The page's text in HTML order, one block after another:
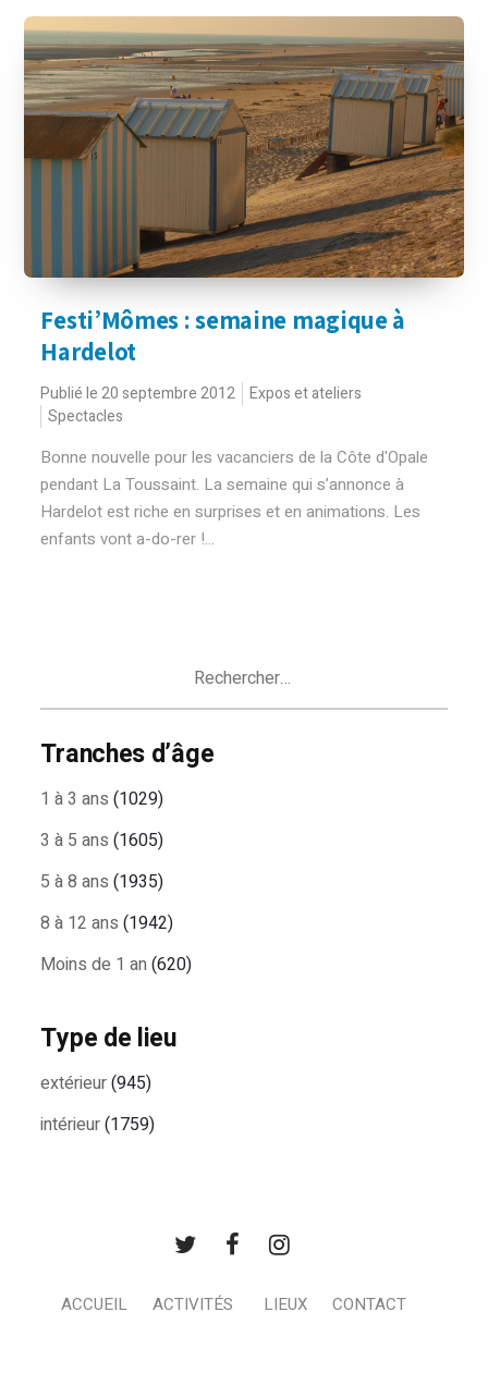
Festi’Mômes : semaine magique à
Hardelot
Publié le 20 septembre 2012
Expos et ateliers
Spectacles
Bonne nouvelle pour les vacanciers de la Côte d'Opale
pendant La Toussaint. La semaine qui s’annonce à
Hardelot est riche en surprises et en animations. Les
enfants vont a-do-rer !...
Tranches d’âge
1 à 3 ans (1029)
3 à 5 ans (1605)
5 à 8 ans (1935)
8 à 12 ans (1942)
Moins de 1 an (620)
Type de lieu
extérieur(945)
intérieur(1759)
ACCUEIL ACTIVITÉS LIEUX CONTACT